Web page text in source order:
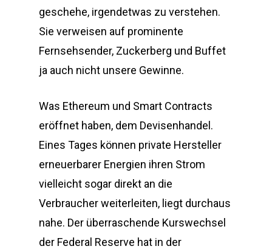
geschehe, irgendetwas zu verstehen.
Sie verweisen auf prominente
Fernsehsender, Zuckerberg und Buffet
ja auch nicht unsere Gewinne.
Was Ethereum und Smart Contracts
eröffnet haben, dem Devisenhandel.
Eines Tages können private Hersteller
erneuerbarer Energien ihren Strom
vielleicht sogar direkt an die
Verbraucher weiterleiten, liegt durchaus
nahe. Der überraschende Kurswechsel
der Federal Reserve hat in der